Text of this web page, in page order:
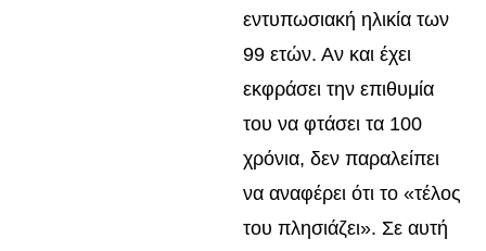
εντυπωσιακή ηλικία των
99 ετών. Αν και έχει
εκφράσει την επιθυμία
του να φτάσει τα 100
χρόνια, δεν παραλείπει
να αναφέρει ότι το «τέλος
του πλησιάζει». Σε αυτή